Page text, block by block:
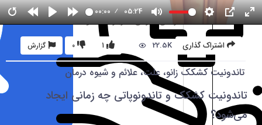
00:00 05:24
اشتراک گذاری 22.5K گزارش 0 1
تاندونیت کشکک زانو، علت، علائم و شیوه درمان
تاندونیت کشکک و تاندونوپاتی چه زمانی ایجاد
می‌شود؟